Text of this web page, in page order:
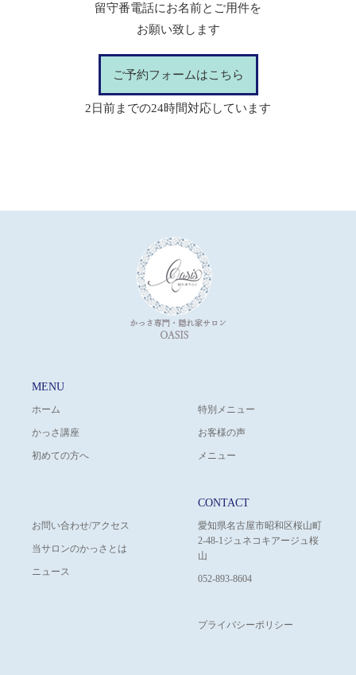
留守番電話にお名前とご用件を
お願い致します
ご予約フォームはこちら
2日前までの24時間対応しています
MENU
ホーム
かっさ講座
初めての方へ
特別メニュー
お客様の声
メニュー
お問い合わせ/アクセス
当サロンのかっさとは
ニュース
CONTACT
愛知県名古屋市昭和区桜山町
2-48-1ジュネコキアージュ桜
山
052-893-8604
プライバシーポリシー